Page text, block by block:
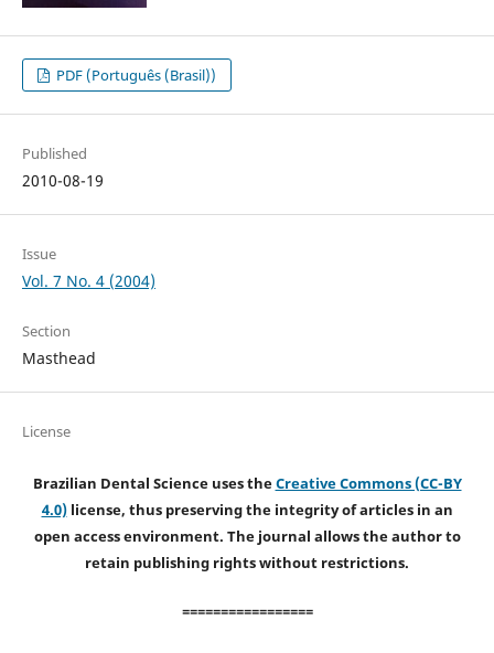
PDF (Português (Brasil))
Published
2010-08-19
Issue
Vol. 7 No. 4 (2004)
Section
Masthead
License
Brazilian Dental Science uses theCreative Commons (CC-BY
4.0)license, thus preserving the integrity of articles in an
open access environment. The journal allows the author to
retain publishing rights without restrictions.
=================